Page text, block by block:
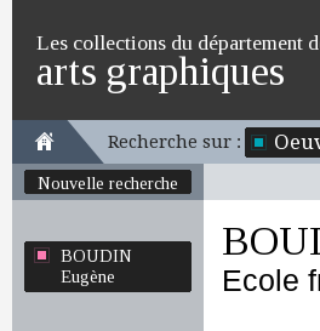
Les collections du département
arts graphiques
Recherche sur :
Nouvelle recherche
BOUDIN
Eugène
Ecole